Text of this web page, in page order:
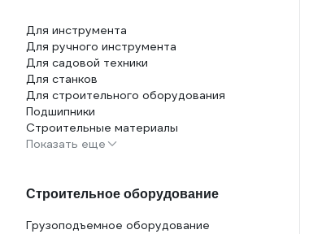
Для инструмента
Для ручного инструмента
Для садовой техники
Для станков
Для строительного оборудования
Подшипники
Строительные материалы
Показать еще
Строительное оборудование
Грузоподъемное оборудование